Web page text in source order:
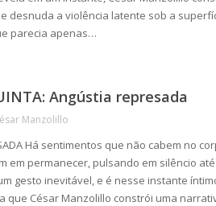
desnuda a violência latente sob a
parecia apenas…
Angústia represada
Manzolillo
Há sentimentos que não cabem no
em permanecer, pulsando em silêncio até
gesto inevitável, e é nesse instante
que César Manzolillo constrói uma